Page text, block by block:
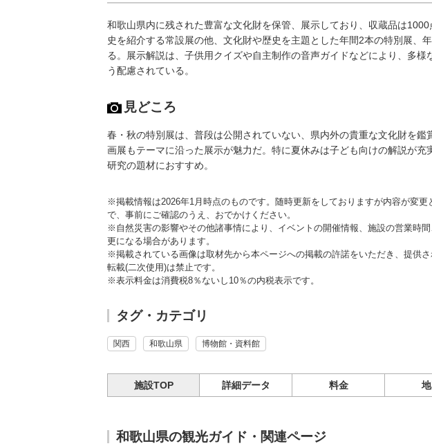
和歌山県内に残された豊富な文化財を保管、展示しており、収蔵品は
史を紹介する常設展の他、文化財や歴史を主題とした年間2本の特別展、
る。展示解説は、子供用クイズや自主制作の音声ガイドなどにより、多様
う配慮されている。
見どころ
春・秋の特別展は、普段は公開されていない、県内外の貴重な文化財を鑑
画展もテーマに沿った展示が魅力だ。特に夏休みは子ども向けの解説が充
研究の題材におすすめ。
※掲載情報は2026年1月時点のものです。随時更新をしておりますが内容が変更
で、事前にご確認のうえ、おでかけください。
※自然災害の影響やその他諸事情により、イベントの開催情報、施設の営業時
更になる場合があります。
※掲載されている画像は取材先から本ページへの掲載の許諾をいただき、提供
転載(二次使用)は禁止です。
※表示料金は消費税8％ないし10％の内税表示です。
タグ・カテゴリ
関西 和歌山県 博物館・資料館
施設TOP 詳細データ 料金
和歌山県の観光ガイド・関連ページ